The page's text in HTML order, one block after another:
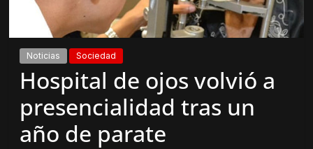
Noticias Sociedad
Hospital de ojos volvió a
presencialidad tras un
año de parate